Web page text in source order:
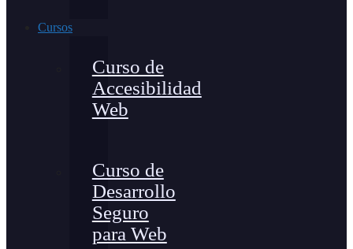
Cursos
Curso de
Accesibilidad
Web
Curso de
Desarrollo
Seguro
para Web